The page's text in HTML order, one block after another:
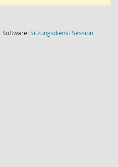
Software:SitzungsdienstSession(Wird in